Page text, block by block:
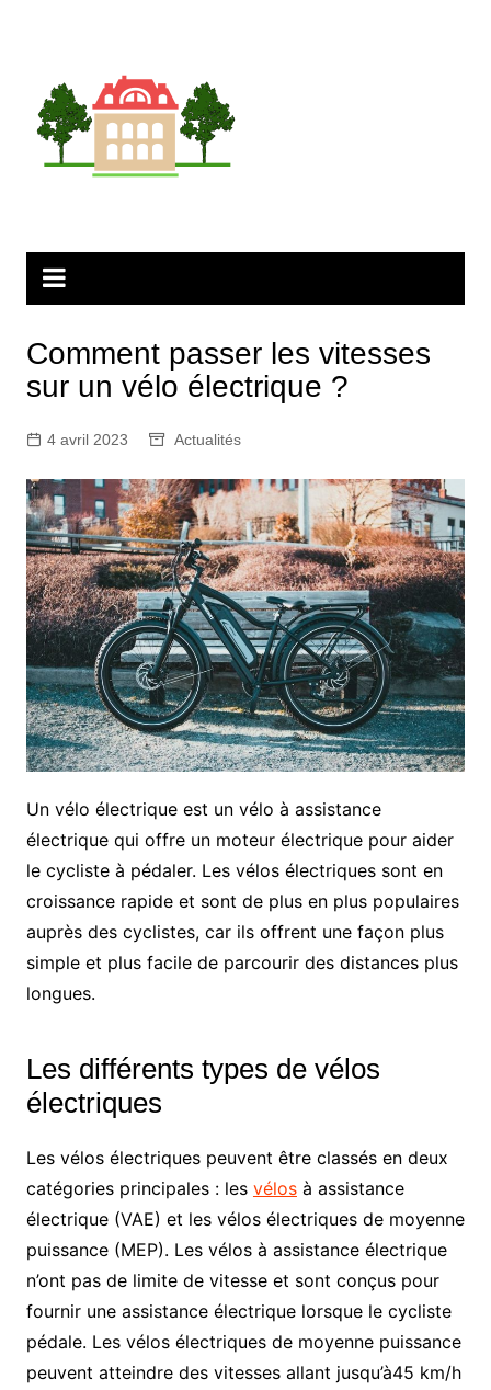
Comment passer les vitesses
sur un vélo électrique ?
4 avril 2023 Actualités
Un vélo électrique est un vélo à assistance
électrique qui offre un moteur électrique pour aider
le cycliste à pédaler. Les vélos électriques sont en
croissance rapide et sont de plus en plus populaires
auprès des cyclistes, car ils offrent une façon plus
simple et plus facile de parcourir des distances plus
longues.
Les différents types de vélos
électriques
Les vélos électriques peuvent être classés en deux
catégories principales : les vélosà assistance
électrique (VAE) et les vélos électriques de moyenne
puissance (MEP). Les vélos à assistance électrique
n’ont pas de limite de vitesse et sont conçus pour
fournir une assistance électrique lorsque le cycliste
pédale. Les vélos électriques de moyenne puissance
peuvent atteindre des vitesses allant jusqu’à45 km/h